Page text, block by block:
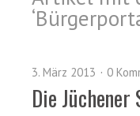
‘
3. März 2013 0
Die Jüchener